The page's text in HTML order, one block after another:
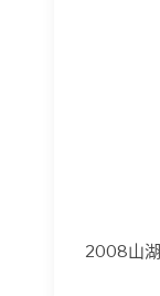
2008山